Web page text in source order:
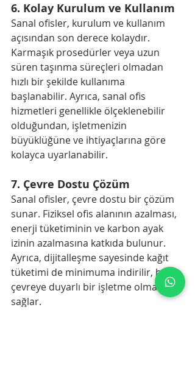
6. Kolay Kurulum ve Kullanım
Sanal ofisler, kurulum ve kullanım
açısından son derece kolaydır.
Karmaşık prosedürler veya uzun
süren taşınma süreçleri olmadan
hızlı bir şekilde kullanıma
başlanabilir. Ayrıca, sanal ofis
hizmetleri genellikle ölçeklenebilir
olduğundan, işletmenizin
büyüklüğüne ve ihtiyaçlarına göre
kolayca uyarlanabilir.
7. Çevre Dostu Çözüm
Sanal ofisler, çevre dostu bir çözüm
sunar. Fiziksel ofis alanının azalması,
enerji tüketiminin ve karbon ayak
izinin azalmasına katkıda bulunur.
Ayrıca, dijitalleşme sayesinde kağıt
tüketimi de minimuma indirilir, bu da
çevreye duyarlı bir işletme olmanızı
sağlar.